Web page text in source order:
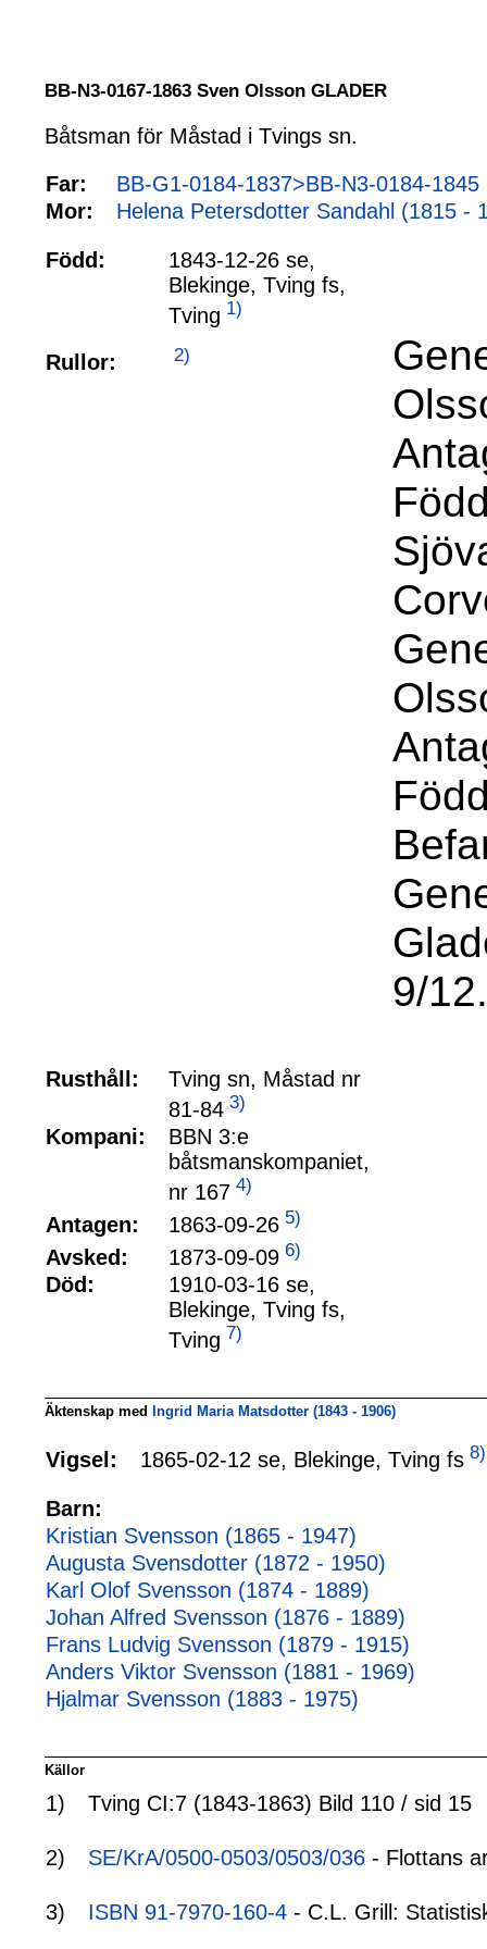
BB-N3-0167-1863 Sven Olsson GLADER
Båtsman för Måstad i Tvings sn.
Far:
BB-G1-0184-1837>BB-N3-0184-
Mor:
Helena Petersdotter Sandahl (1815 -
Född:
1843-12-26 se,
Blekinge, Tving fs,
Tving 1)
Rullor: 2)
9/12.
Rusthåll:
Tving sn, Måstad nr
81-84 3)
Kompani:
BBN 3:e
båtsmanskompaniet,
nr 167 4)
Antagen: 1863-09-26 5)
Avsked: 1873-09-09 6)
Död:
1910-03-16 se,
Blekinge, Tving fs,
Tving 7)
Äktenskap med Ingrid Maria Matsdotter (1843 - 1906)
Vigsel: 1865-02-12 se, Blekinge, Tving fs 8)
Barn:
Kristian Svensson (1865 - 1947)
Augusta Svensdotter (1872 - 1950)
Karl Olof Svensson (1874 - 1889)
Johan Alfred Svensson (1876 - 1889)
Frans Ludvig Svensson (1879 - 1915)
Anders Viktor Svensson (1881 - 1969)
Hjalmar Svensson (1883 - 1975)
Källor
1) Tving CI:7 (1843-1863) Bild 110 / sid 15
2) SE/KrA/0500-0503/0503/036 - Flottans
3) ISBN 91-7970-160-4 - C.L. Grill: